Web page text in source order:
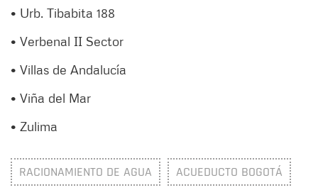
• Urb. Tibabita 188
• Verbenal II Sector
• Villas de Andalucía
• Viña del Mar
• Zulima
RACIONAMIENTO DE AGUA ACUEDUCTO BOGOTÁ